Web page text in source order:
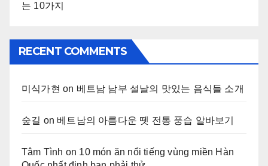
는 10가지
RECENT COMMENTS
미식가현 on 베트남 남부 설날의 맛있는 음식들 소개
숲길 on 베트남의 아름다운 뗏 전통 풍습 알바보기
Tâm Tình on 10 món ăn nổi tiếng vùng miền Hàn